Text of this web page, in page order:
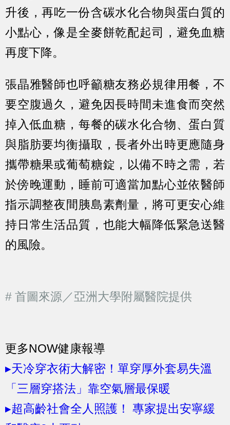
升後，再吃一份含碳水化合物與蛋白質的
小點心，像是全麥餅乾配起司，避免血糖
再度下降。
張晶雅醫師也呼籲糖友務必規律用餐，不
要空腹過久，避免因長時間未進食而突然
掉入低血糖，每餐的碳水化合物、蛋白質
與脂肪要均衡攝取，長者外出時更應隨身
攜帶糖果或葡萄糖錠，以備不時之需，若
於傍晚運動，睡前可適當加點心並依醫師
指示調整夜間胰島素劑量，將可更安心維
持日常生活品質，也能大幅降低緊急送醫
的風險。
# 首圖來源／亞洲大學附屬醫院提供
更多NOW健康報導
▸天冷穿衣術大解密！單穿厚外套易失溫
「三層穿搭法」靠空氣層最保暖
▸超高齡社會全人照護！ 專家提出安寧緩